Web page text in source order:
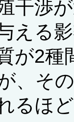
干渉
える
が2種
、そ
るほ